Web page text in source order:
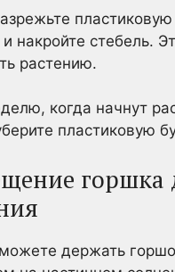
накройте стебель.
растению.
когда начнут
пластиковую
горшка
держать